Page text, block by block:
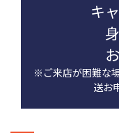
キ
※ご来店が困難な
送お